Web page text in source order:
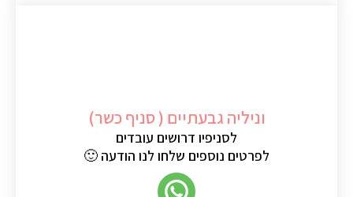
וניליה גבעתיים ( סניף כשר)
לסניפיו דרושים עובדים
לפרטים נוספים שלחו לנו הודעה 🙂